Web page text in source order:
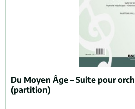
Du Moyen Âge – Suite pour
(partition)